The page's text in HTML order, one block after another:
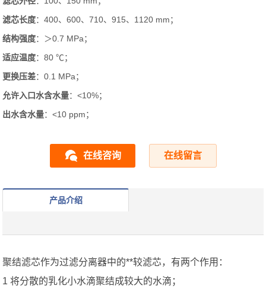
滤芯长度：400、600、710、915、1120 mm；
结构强度：＞0.7 MPa；
适应温度：80 ℃；
更换压差：0.1 MPa；
允许入口水含水量：<10%；
出水含水量：<10 ppm；
在线咨询 在线留言
产品介绍
聚结滤芯作为过滤分离器中的**较滤芯，有两个作用：
1 将分散的乳化小水滴聚结成较大的水滴；